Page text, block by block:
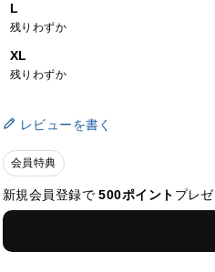
L
残りわずか
XL
残りわずか
レビューを書く
会員特典
新規会員登録で500ポイント プレ